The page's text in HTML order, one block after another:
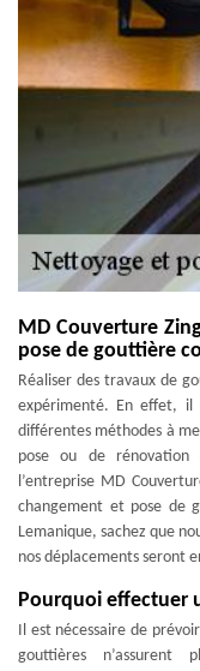
MD Couverture
pose de gouttière
Réaliser des travaux de
expérimenté. En effet, il
différentes méthodes à
pose ou de
l’entreprise MD
changement et pose de
Lemanique, sachez que
nos déplacements seront
Pourquoi effectuer
Il est nécessaire de
gouttières